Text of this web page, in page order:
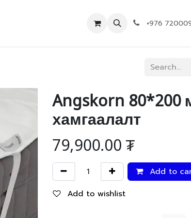
+976
Angskorn 80*200
хамгаалалт
79,900.00₮
Add to
Add to wishlist